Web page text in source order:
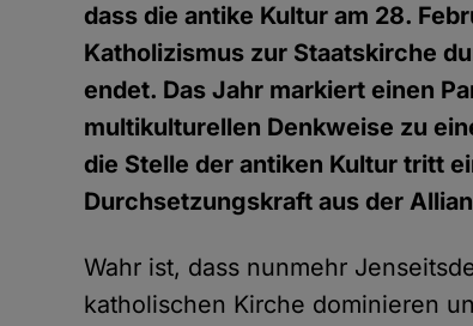
dass die antike Kultur am 28.
Katholizismus zur Staatskirche
endet. Das Jahr markiert einen
multikulturellen Denkweise zu
die Stelle der antiken Kultur tritt
Durchsetzungskraft aus der
Wahr ist, dass nunmehr
katholischen Kirche dominieren